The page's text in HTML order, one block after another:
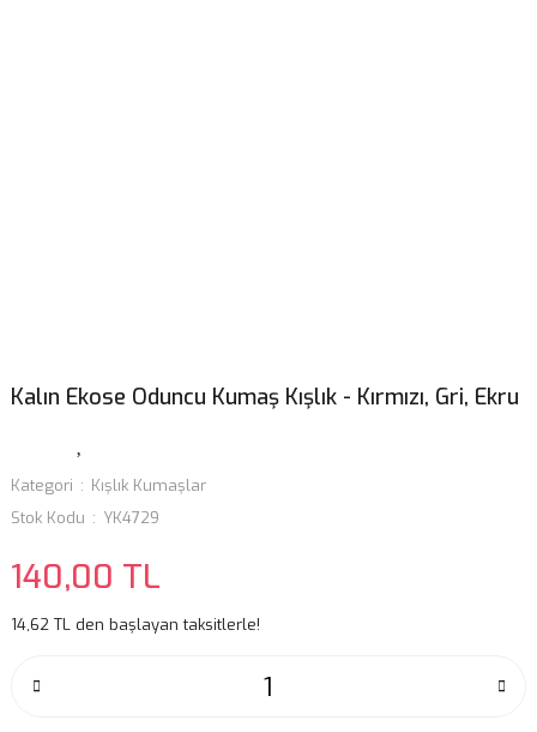
Kalın Ekose Oduncu Kumaş Kışlık - Kırmızı, Gri, Ekru
Kategori
Kışlık Kumaşlar
Stok Kodu
YK4729
140,00 TL
14,62 TL den başlayan taksitlerle!